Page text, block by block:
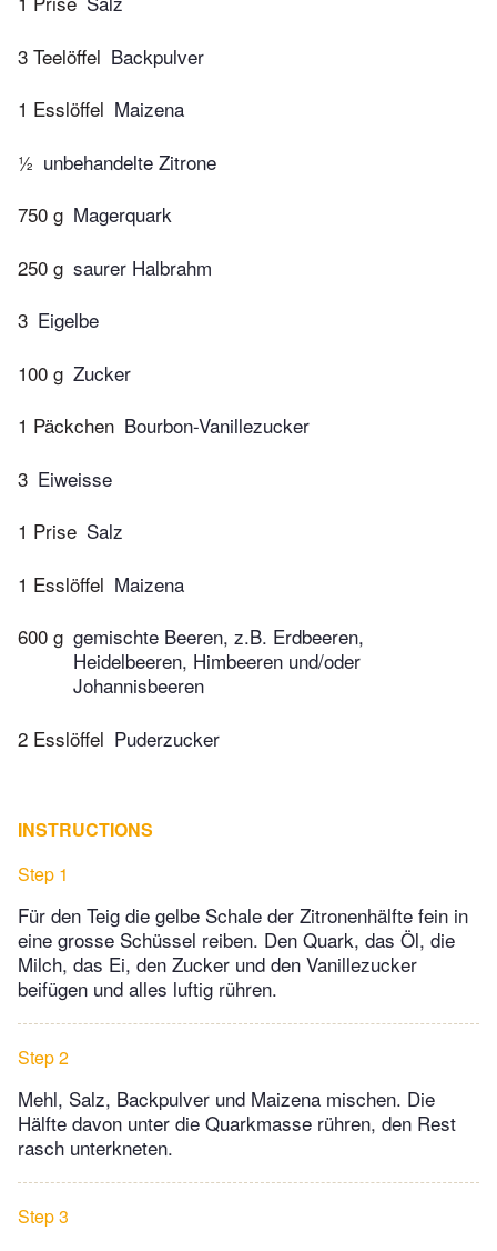
3 Teelöffel Backpulver
1 Esslöffel Maizena
½ unbehandelte Zitrone
750 g Magerquark
250 g saurer Halbrahm
3 Eigelbe
100 g Zucker
1 Päckchen Bourbon-Vanillezucker
3 Eiweisse
1 Prise Salz
1 Esslöffel Maizena
600 g gemischte Beeren, z.B. Erdbeeren,
Heidelbeeren, Himbeeren und/oder
Johannisbeeren
2 Esslöffel Puderzucker
INSTRUCTIONS
Step 1
Für den Teig die gelbe Schale der Zitronenhälfte fein in
eine grosse Schüssel reiben. Den Quark, das Öl, die
Milch, das Ei, den Zucker und den Vanillezucker
beifügen und alles luftig rühren.
Step 2
Mehl, Salz, Backpulver und Maizena mischen. Die
Hälfte davon unter die Quarkmasse rühren, den Rest
rasch unterkneten.
Step 3